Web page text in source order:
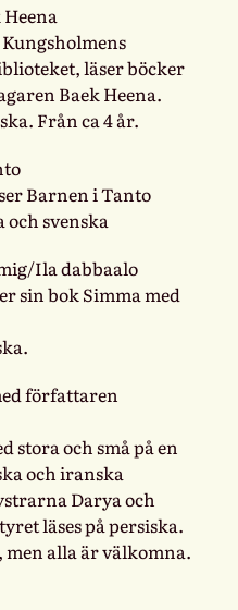
läser böcker
Baek Heena.
Från ca 4 år.
Barnen i Tanto
svenska
Ila dabbaalo
sin bok Simma med
författaren
stora och små på en
och iranska
Darya och
läses på persiska.
alla är välkomna.